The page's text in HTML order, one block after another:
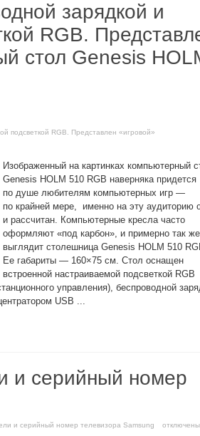
зарядкой и
RGB.
стол Genesis
подсветкой RGB. Представлен «игровой»
Изображенный на картинках компьютерный
Genesis HOLM 510 RGB наверняка придется
по душе любителям компьютерных игр —
по крайней мере, именно на эту аудиторию
и рассчитан. Компьютерные кресла часто
оформляют «под карбон», и примерно так же
выглядит столешница Genesis HOLM 510
Ее габариты — 160×75 см. Стол оснащен
встроенной настраиваемой подсветкой RGB
управления), беспроводной
USB ...
и серийный номер
и серийный номер телевизора Samsung отключены